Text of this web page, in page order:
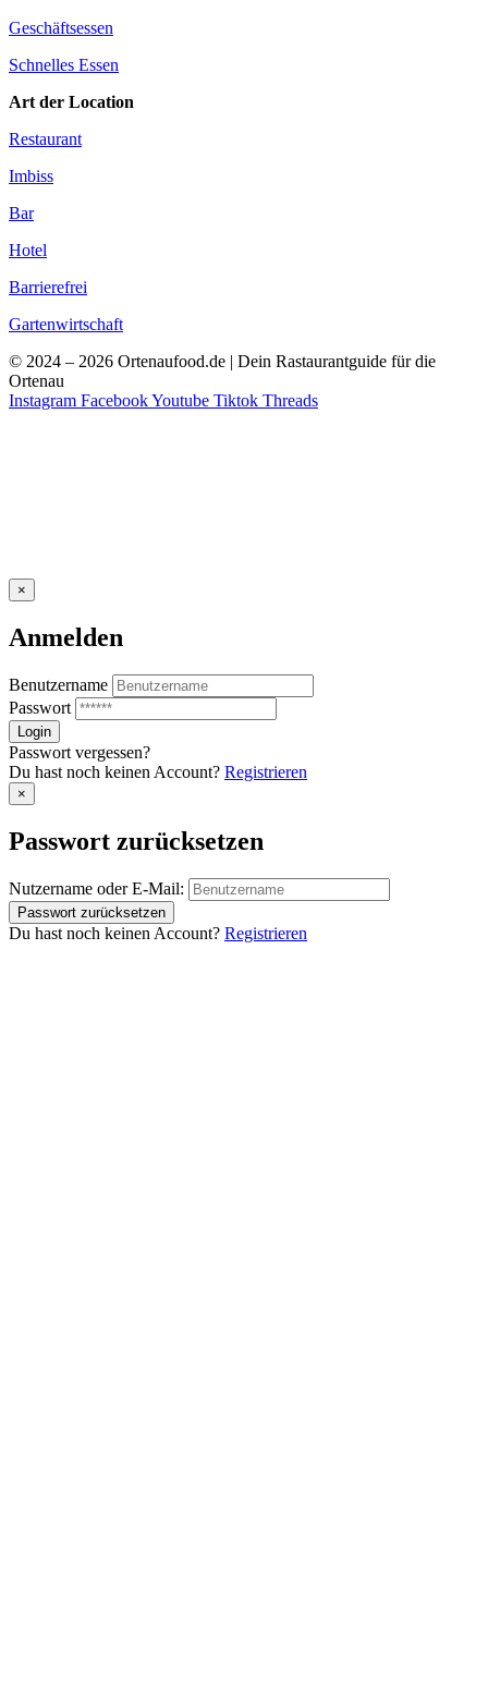
Geschäftsessen
Schnelles Essen
Art der Location
Restaurant
Imbiss
Bar
Hotel
Barrierefrei
Gartenwirtschaft
© 2024 – 2026 Ortenaufood.de | Dein Rastaurantguide für die
Ortenau
Instagram FacebookYoutube Tiktok Threads
×
Anmelden
Benutzername
Passwort
Passwort vergessen?
Du hast noch keinen Account? Registrieren
×
Passwort zurücksetzen
Nutzername oder E-Mail:
Du hast noch keinen Account? Registrieren